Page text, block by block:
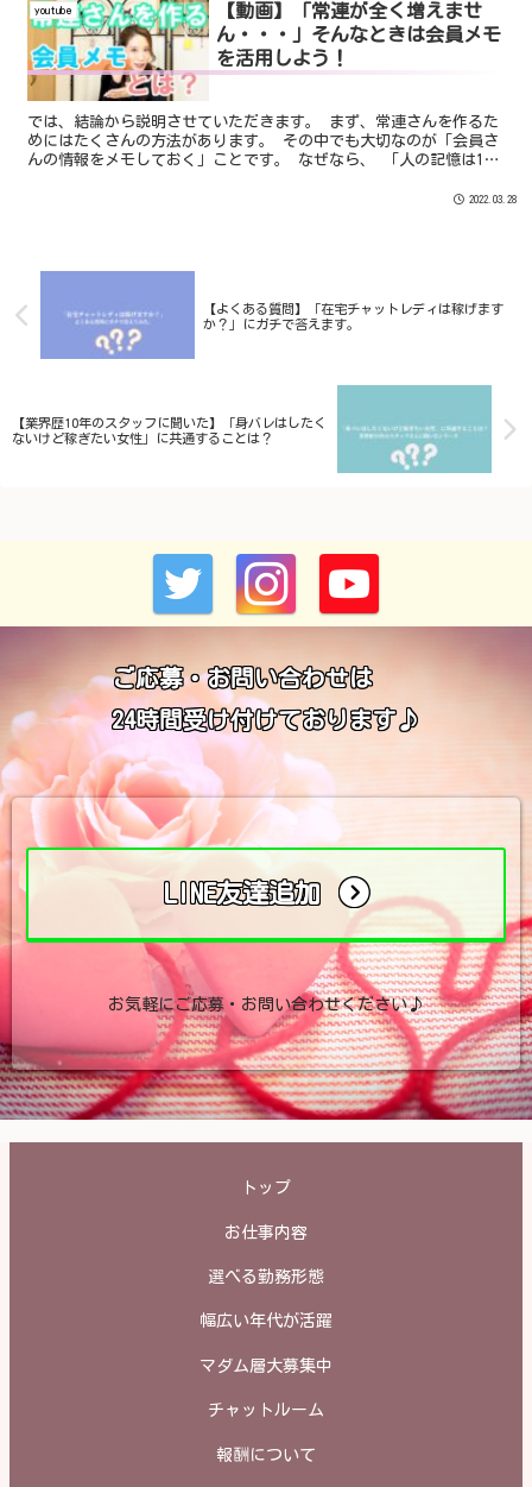
youtube
【動画】「常連が全く増えませ
ん・・・」そんなときは会員メモ
を活用しよう！
では、結論から説明させていただきます。 まず、常連さんを作るた
めにはたくさんの方法があります。 その中でも大切なのが「会員さ
んの情報をメモしておく」ことです。 なぜなら、 「人の記憶は1日
2022.03.28
【よくある質問】「在宅チャットレディは稼げます
か？」にガチで答えます。
【業界歴10年のスタッフに聞いた】「身バレはしたく
ないけど稼ぎたい女性」に共通することは？
ご応募・お問い合わせは
24時間受け付けております♪
LINE友達追加
お気軽にご応募・お問い合わせください♪
トップ
お仕事内容
選べる勤務形態
幅広い年代が活躍
マダム層大募集中
チャットルーム
報酬について